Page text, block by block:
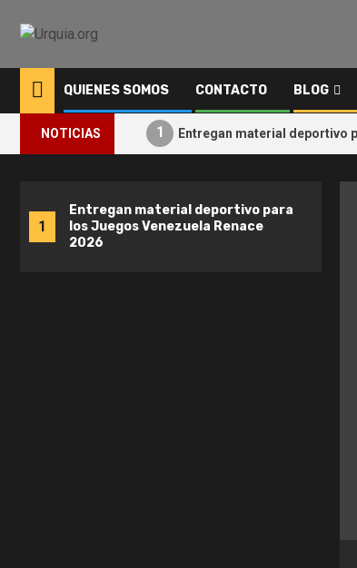
QUIENES SOMOS CONTACTO BLOG
NOTICIAS 1 Entregan material deportivo
1
Entregan material deportivo para
los Juegos Venezuela Renace
2026